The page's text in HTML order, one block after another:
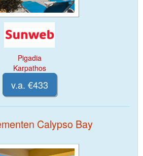
Pigadia
Karpathos
v.a. €433
Calypso Bay